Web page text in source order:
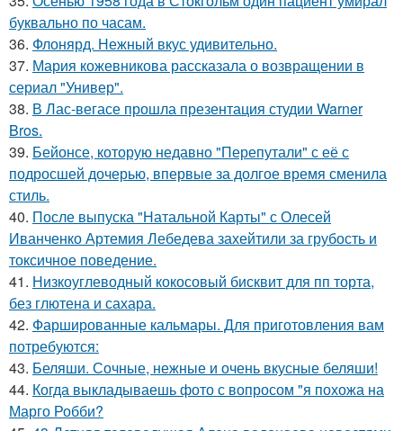
буквально по часам.
36. Флонярд. Нежный вкус удивительно.
37. Мария кожевникова рассказала о возвращении в
сериал "Универ".
38. В Лас-вегасе прошла презентация студии Warner
Bros.
39. Бейонсе, которую недавно "Перепутали" с её с
подросшей дочерью, впервые за долгое время сменила
стиль.
40. После выпуска "Натальной Карты" с Олесей
Иванченко Артемия Лебедева захейтили за грубость и
токсичное поведение.
41. Низкоуглеводный кокосовый бисквит для пп торта,
без глютена и сахара.
42. Фаршированные кальмары. Для приготовления вам
потребуются:
43. Беляши. Сочные, нежные и очень вкусные беляши!
44. Когда выкладываешь фото с вопросом "я похожа на
Марго Робби?